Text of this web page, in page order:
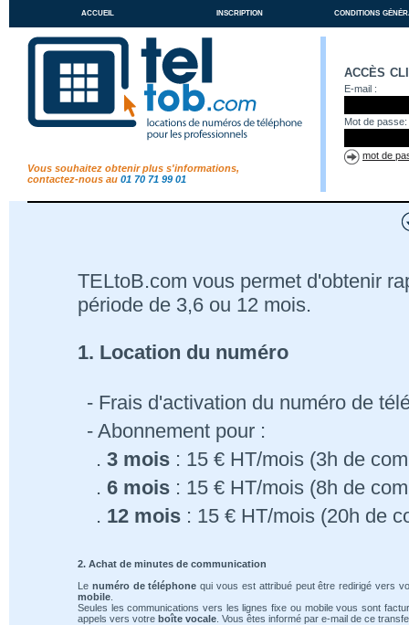
accueil inscription conditions
Vous souhaitez obtenir plus s'informations,
contactez-nous au 01 70 71 99 01
accès
E-mail :
Mot de passe:
mot de
TELtoB.com vous permet d'obtenir
période de 3,6 ou 12 mois.
1. Location du numéro
- Frais d'activation du numéro de
- Abonnement pour :
. 3 mois : 15 € HT/mois (3h de
. 6 mois : 15 € HT/mois (8h de
. 12 mois : 15 € HT/mois (20h de
2. Achat de minutes de communication
Le numéro de téléphone qui vous est attribué peut être redirigé vers
mobile
Seules les communications vers les lignes fixe ou mobile vous sont
appels vers votre boîte vocale . Vous êtes informé par e-mail de ce